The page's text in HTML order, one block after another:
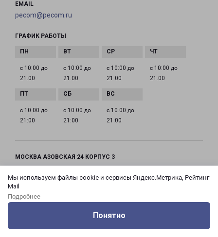
Мы используем файлы cookie и сервисы Яндекс.Метрика, Рейтинг
Mail
Подробнее
Понятно
EMAIL
pecom@pecom.ru
ГРАФИК РАБОТЫ
с 10:00 до
21:00
с 10:00 до
21:00
с 10:00 до
21:00
с 10:00 до
21:00
с 10:00 до
21:00
с 10:00 до
21:00
с 10:00 до
21:00
МОСКВА АЗОВСКАЯ 24 КОРПУС 3
Азовская, дом 24, корпус 3
на карте